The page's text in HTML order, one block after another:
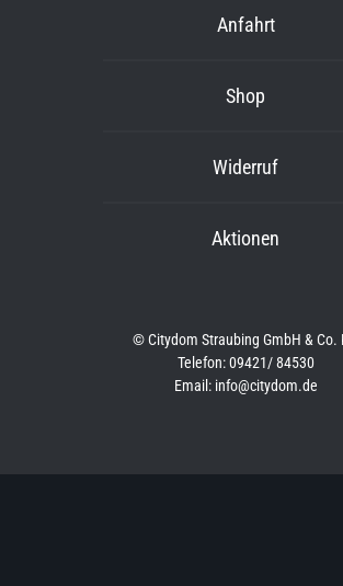
Anfahrt
Shop
Widerruf
Aktionen
© Citydom Straubing GmbH & Co.
Telefon: 09421/ 84530
Email: info@citydom.de